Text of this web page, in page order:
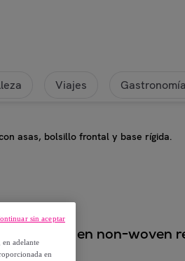
Viajes Gastronomía
asas, bolsillo frontal y base rígida.
maletero en non-woven
adelante
en
sin aceptar